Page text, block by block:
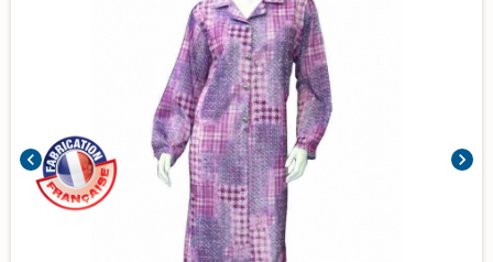
chevron_left chevron_right